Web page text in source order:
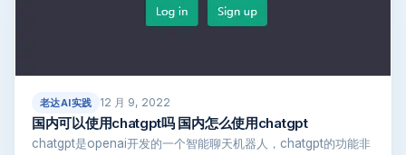
老达AI实践 12 月 9, 2022
国内可以使用chatgpt吗 国内怎么使用chatgpt
chatgpt是openai开发的一个智能聊天机器人，chatgpt的功能非